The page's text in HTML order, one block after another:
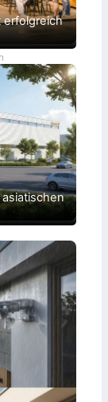
erfolgreich